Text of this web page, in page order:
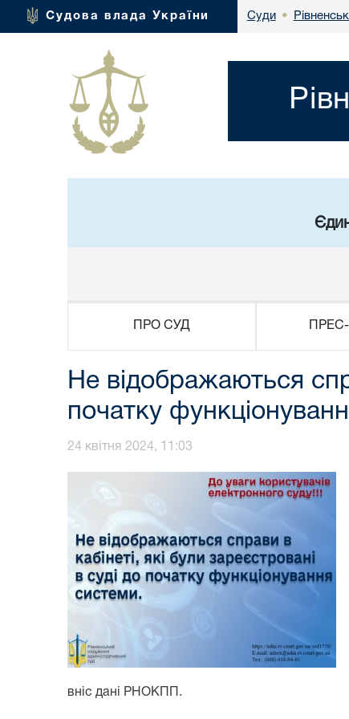
Судова влада України Суди •
ПРО СУД
Не відображаються
початку
24 квітня 2024, 11:03
вніс дані РНОКПП.